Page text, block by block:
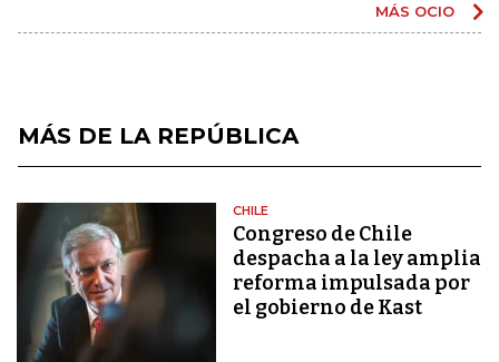
MÁS OCIO
MÁS DE LA REPÚBLICA
CHILE
Congreso de Chile
despacha a la ley amplia
reforma impulsada por
el gobierno de Kast